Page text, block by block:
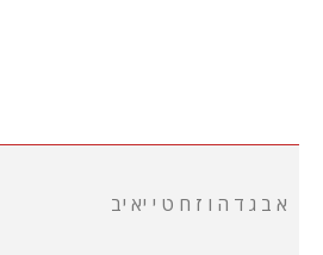
א ב ג ד ה ו ז ח ט י יא יב